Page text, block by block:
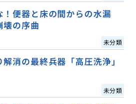
便器と床の間からの水漏
壊の序曲
未分類
消の最終兵器「高圧洗浄」
未分類